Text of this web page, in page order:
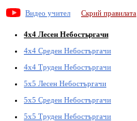
Видео учител Скрий правилата
4x4 Лесен Небостъргачи
4x4 Среден Небостъргачи
4x4 Труден Небостъргачи
5x5 Лесен Небостъргачи
5x5 Среден Небостъргачи
5x5 Труден Небостъргачи